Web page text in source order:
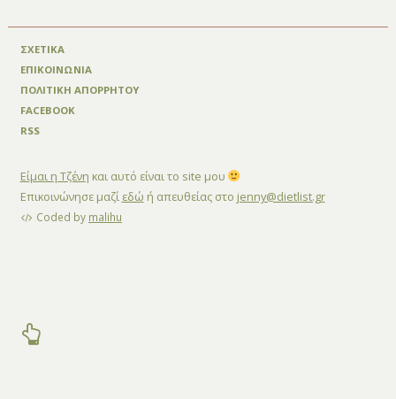
ΣΧΕΤΙΚΑ
ΕΠΙΚΟΙΝΩΝΙΑ
ΠΟΛΙΤΙΚΗ ΑΠΟΡΡΗΤΟΥ
FACEBOOK
RSS
Είμαι η Τζένη και αυτό είναι το site μου
Επικοινώνησε μαζί εδώ ή απευθείας στο jenny@dietlist.gr
Coded by malihu